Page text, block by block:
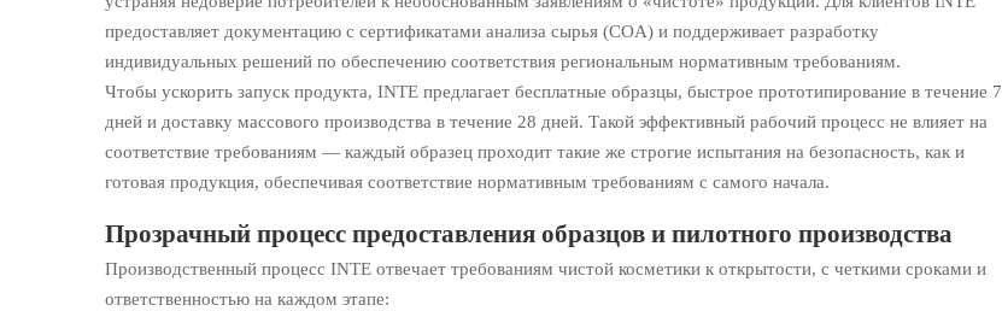
предоставляет документацию с сертификатами анализа сырья (COA) и поддерживает разработку
индивидуальных решений по обеспечению соответствия региональным нормативным требованиям.
Чтобы ускорить запуск продукта, INTE предлагает бесплатные образцы, быстрое прототипирование в течение 7
дней и доставку массового производства в течение 28 дней. Такой эффективный рабочий процесс не влияет на
соответствие требованиям — каждый образец проходит такие же строгие испытания на безопасность, как и
готовая продукция, обеспечивая соответствие нормативным требованиям с самого начала.
Прозрачный процесс предоставления образцов и пилотного производства
Производственный процесс INTE отвечает требованиям чистой косметики к открытости, с четкими сроками и
ответственностью на каждом этапе: